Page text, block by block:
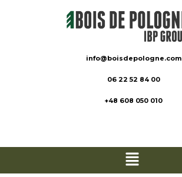
info@boisdepologne.com
06 22 52 84 00
+48 608 050 010